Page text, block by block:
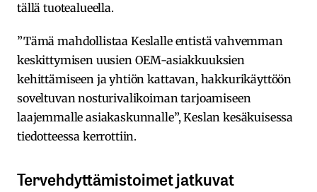
tällä tuotealueella.
”Tämä mahdollistaa Keslalle entistä vahvemman
keskittymisen uusien OEM-asiakkuuksien
kehittämiseen ja yhtiön kattavan, hakkurikäyttöön
soveltuvan nosturivalikoiman tarjoamiseen
laajemmalle asiakaskunnalle”, Keslan kesäkuisessa
tiedotteessa kerrottiin.
Tervehdyttämistoimet jatkuvat